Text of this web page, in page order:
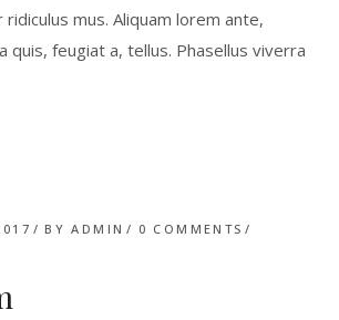
mus. Aliquam lorem ante,
quis, feugiat a, tellus. Phasellus viverra
BYADMIN
0 COMMENTS